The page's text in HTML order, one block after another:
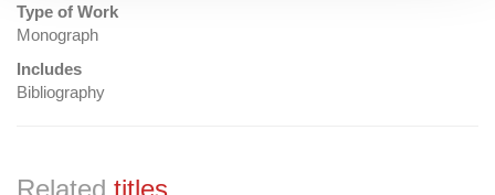
Type of Work
Monograph
Includes
Bibliography
Related titles